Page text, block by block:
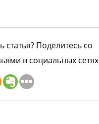
статья? Поделитесь со
в социальных сетях